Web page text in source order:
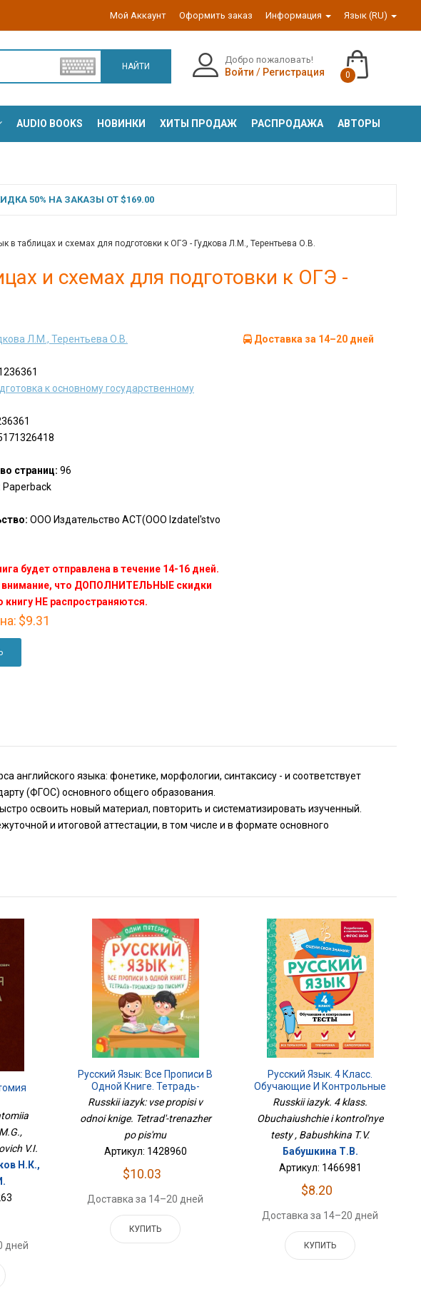
Мой Аккаунт Оформить заказ Информация Язык (RU)
НАЙТИ
Добро пожаловать!
Войти / Регистрация 0
AUDIO BOOKS НОВИНКИ ХИТЫ ПРОДАЖ РАСПРОДАЖА АВТОРЫ
50% НА ЗАКАЗЫ ОТ $169.00
в таблицах и схемах для подготовки к ОГЭ - Гудкова Л.М., Терентьева О.В.
и схемах для подготовки к ОГЭ -
Л.М., Терентьева О.В.
к основному государственному
страниц: 96
Paperback
ООО Издательство АСТ(OOO Izdatel'stvo
будет отправлена в течение 14-16 дней.
внимание, что ДОПОЛНИТЕЛЬНЫЕ скидки
книгу НЕ распространяются.
$9.31
Доставка за 14–20 дней
английского языка: фонетике, морфологии, синтаксису - и соответствует
(ФГОС) основного общего образования.
освоить новый материал, повторить и систематизировать изученный.
и итоговой аттестации, в том числе и в формате основного
V.I.
Н.К.,
дней
Русский Язык: Все Прописи В
Одной Книге. Тетрадь-
Тренажёр По Письму
Russkii iazyk: vse propisi v
odnoi knige. Tetrad'-trenazher
po pis'mu
Артикул: 1428960
$10.03
Доставка за 14–20 дней
КУПИТЬ
Русский Язык. 4 Класс.
Обучающие И Контрольные
Тесты
Russkii iazyk. 4 klass.
Obuchaiushchie i kontrol'nye
testy , Babushkina T.V.
Бабушкина Т.В.
Артикул: 1466981
$8.20
Доставка за 14–20 дней
КУПИТЬ